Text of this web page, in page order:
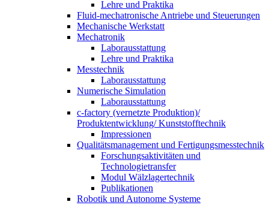
Lehre und Praktika
Fluid-mechatronische Antriebe und Steuerungen
Mechanische Werkstatt
Mechatronik
Laborausstattung
Lehre und Praktika
Messtechnik
Laborausstattung
Numerische Simulation
Laborausstattung
c-factory (vernetzte Produktion)/
Produktentwicklung/ Kunststofftechnik
Impressionen
Qualitätsmanagement und Fertigungsmesstechnik
Forschungsaktivitäten und
Technologietransfer
Modul Wälzlagertechnik
Publikationen
Robotik und Autonome Systeme